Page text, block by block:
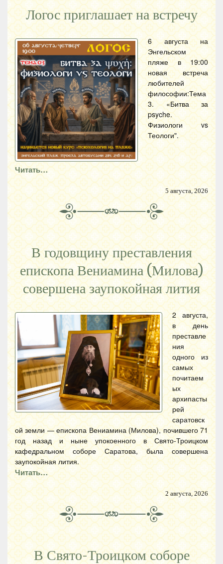
Логос приглашает на встречу
6 августа на
Энгельском
пляже в 19:00
новая встреча
любителей
философии:Тема
3. «Битва за
psyche.
Физиологи vs
Теологи".
Читать…
5 августа, 2026
В годовщину преставления
епископа Вениамина (Милова)
совершена заупокойная лития
2 августа,
в день
преставле
ния
одного из
самых
почитаем
ых
архипасты
рей
саратовск
ой земли — епископа Вениамина (Милова), почившего 71
год назад и ныне упокоенного в Свято-Троицком
кафедральном соборе Саратова, была совершена
заупокойная лития.
Читать…
2 августа, 2026
В Свято-Троицком соборе